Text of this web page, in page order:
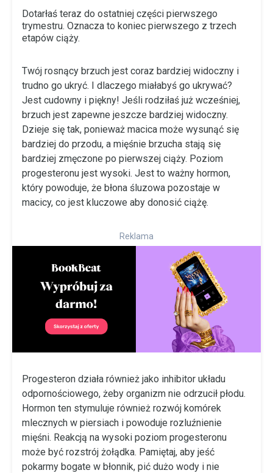
Dotarłaś teraz do ostatniej części pierwszego
trymestru. Oznacza to koniec pierwszego z trzech
etapów ciąży.
Twój rosnący brzuch jest coraz bardziej widoczny i
trudno go ukryć. I dlaczego miałabyś go ukrywać?
Jest cudowny i piękny! Jeśli rodziłaś już wcześniej,
brzuch jest zapewne jeszcze bardziej widoczny.
Dzieje się tak, ponieważ macica może wysunąć się
bardziej do przodu, a mięśnie brzucha stają się
bardziej zmęczone po pierwszej ciąży. Poziom
progesteronu jest wysoki. Jest to ważny hormon,
który powoduje, że błona śluzowa pozostaje w
macicy, co jest kluczowe aby donosić ciążę.
Reklama
Progesteron działa również jako inhibitor układu
odpornościowego, żeby organizm nie odrzucił płodu.
Hormon ten stymuluje również rozwój komórek
mlecznych w piersiach i powoduje rozluźnienie
mięśni. Reakcją na wysoki poziom progesteronu
może być rozstrój żołądka. Pamiętaj, aby jeść
pokarmy bogate w błonnik, pić dużo wody i nie